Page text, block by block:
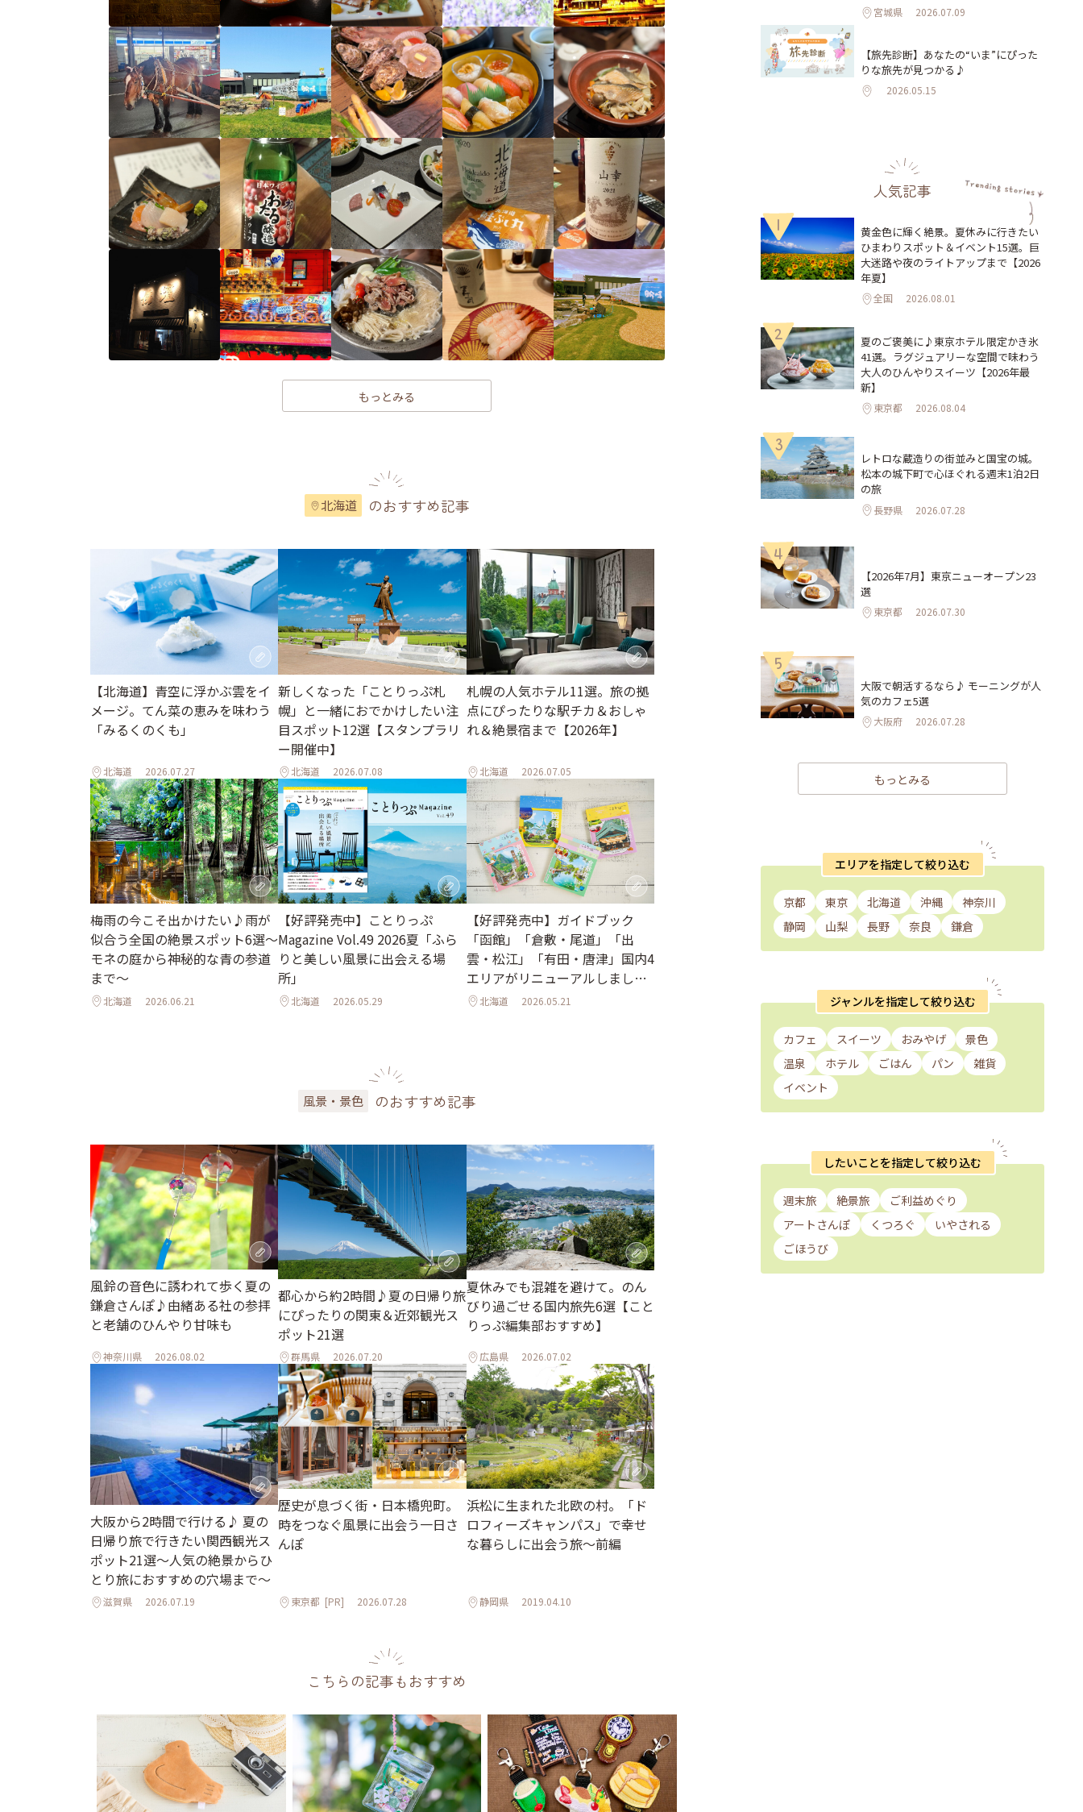
もっとみる
北海道 のおすすめ記事
【北海道】青空に浮かぶ雲をイ
メージ。てん菜の恵みを味わう
「みるくのくも」
北海道 2026.07.27
新しくなった「ことりっぷ札
幌」と一緒におでかけしたい注
目スポット12選【スタンプラリ
ー開催中】
北海道 2026.07.08
札幌の人気ホテル11選。旅の拠
点にぴったりな駅チカ＆おしゃ
れ＆絶景宿まで【2026年】
北海道 2026.07.05
梅雨の今こそ出かけたい♪雨が
似合う全国の絶景スポット6選～
モネの庭から神秘的な青の参道
まで～
北海道 2026.06.21
【好評発売中】ことりっぷ
Magazine Vol.49 2026夏「ふら
りと美しい風景に出会える場
所」
北海道 2026.05.29
【好評発売中】ガイドブック
「函館」「倉敷・尾道」「出
雲・松江」「有田・唐津」国内4
エリアがリニューアルしました
♪北海道 2026.05.21
風景・景色 のおすすめ記事
風鈴の音色に誘われて歩く夏の
鎌倉さんぽ♪由緒ある社の参拝
と老舗のひんやり甘味も
神奈川県 2026.08.02
都心から約2時間♪夏の日帰り旅
にぴったりの関東＆近郊観光ス
ポット21選
群馬県 2026.07.20
夏休みでも混雑を避けて。のん
びり過ごせる国内旅先6選【こと
りっぷ編集部おすすめ】
広島県 2026.07.02
大阪から2時間で行ける♪ 夏の
日帰り旅で行きたい関西観光ス
ポット21選～人気の絶景からひ
とり旅におすすめの穴場まで～
滋賀県 2026.07.19
歴史が息づく街・日本橋兜町。
時をつなぐ風景に出会う一日さ
んぽ
東京都 [PR] 2026.07.28
浜松に生まれた北欧の村。「ド
ロフィーズキャンパス」で幸せ
な暮らしに出会う旅～前編
静岡県 2019.04.10
こちらの記事もおすすめ
宮城県 2026.07.09
【旅先診断】あなたの“いま”にぴった
りな旅先が見つかる♪
2026.05.15
人気記事
1
黄金色に輝く絶景。夏休みに行きたい
ひまわりスポット＆イベント15選。巨
大迷路や夜のライトアップまで【2026
年夏】
全国 2026.08.01
2
夏のご褒美に♪東京ホテル限定かき氷
41選。ラグジュアリーな空間で味わう
大人のひんやりスイーツ【2026年最
新】
東京都 2026.08.04
3
レトロな蔵造りの街並みと国宝の城。
松本の城下町で心ほぐれる週末1泊2日
の旅
長野県 2026.07.28
4
【2026年7月】東京ニューオープン23
選
東京都 2026.07.30
5
大阪で朝活するなら♪ モーニングが人
気のカフェ5選
大阪府 2026.07.28
もっとみる
エリアを指定して絞り込む
京都 東京 北海道 沖縄
神奈川
静岡
山梨 長野 奈良 鎌倉
ジャンルを指定して絞り込む
カフェ スイーツ おみやげ
景色
温泉
ホテル ごはん パン
雑貨
イベント
したいことを指定して絞り込む
週末旅 絶景旅
ご利益めぐり
アートさんぽ
くつろぐ
いやされる
ごほうび